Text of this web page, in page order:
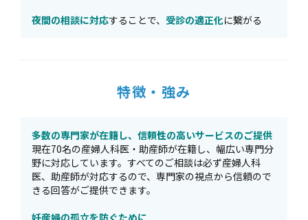
夜間の相談に対応することで、 受診の適正化に繋がる
特徴・強み
多数の専門家が在籍し、信頼性の高いサービスのご提供
現在70名の産婦人科医・助産師が在籍し、幅広い専門分
野に対応しています。すべてのご相談は必ず産婦人科
医、助産師が対応するので、専門家の視点から信頼ので
きる回答がご提供できます。
妊産婦の孤立を防ぐために